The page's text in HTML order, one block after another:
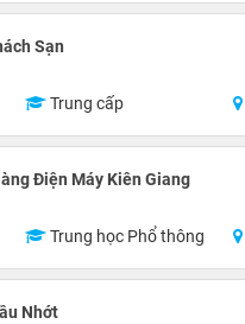
Sạn
Trung cấp
Điện Máy Kiên Giang
Trung học Phổ thông
Nhớt